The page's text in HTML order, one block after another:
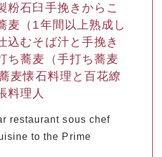
粉石臼手挽きからこ
麦（1年間以上熟成し
込むそば汁と手挽き
ち蕎麦（手打ち蕎麦
麦懐石料理と百花繚
料理人
restaurant sous chef
to the Prime